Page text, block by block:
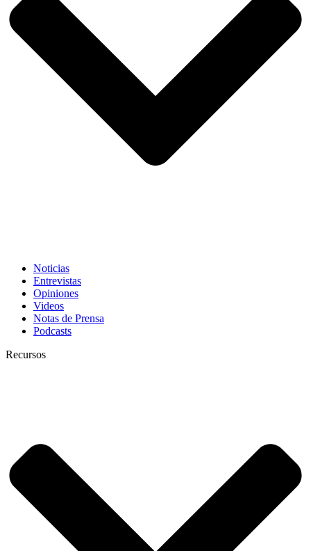
Noticias
Entrevistas
Opiniones
Videos
Notas de Prensa
Podcasts
Recursos